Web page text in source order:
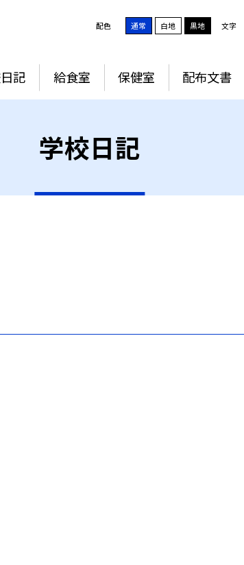
配色 通常 白地 黒地 文字
記 給食室 保健室 配布文書
学校日記